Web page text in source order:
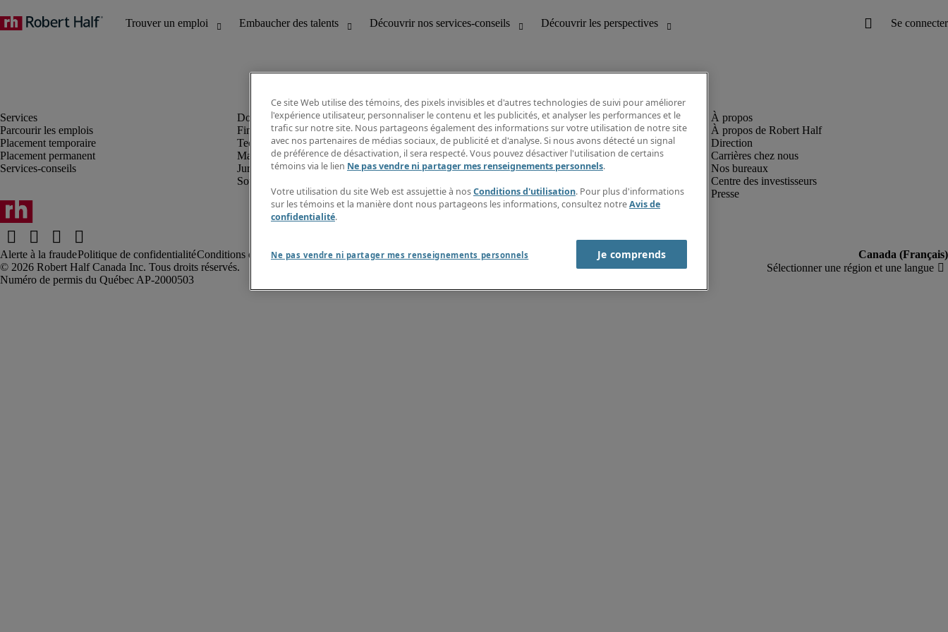
Parcourir les emplois
Placement temporaire
Placement permanent
Services-conseils
Finance et comptabilité
Technologie
Marketing et création
Juridique
Soutien administratif et à la clientèle
Découvrir les perspectives
Répertoire d’emplois
Guide salarial
Rapports de temps
Contactez-nous
À propos de Robert Half
Direction
Carrières chez nous
Nos bureaux
Centre des investisseurs
Presse
Alerte à la fraudePolitique de confidentialitéConditions d’utilisation Rapport sur l'esclavage moderne
Robert Half Canada Inc. Tous droits réservés.
Ce site Web utilise des témoins, des pixels invisibles et d'autres technologies de suivi pour améliorer
l'expérience utilisateur, personnaliser le contenu et les publicités, et analyser les performances et le
trafic sur notre site. Nous partageons également des informations sur votre utilisation de notre site
avec nos partenaires de médias sociaux, de publicité et d'analyse. Si nous avons détecté un signal
de préférence de désactivation, il sera respecté. Vous pouvez désactiver l'utilisation de certains
témoins via le lien Ne pas vendre ni partager mes renseignements personnels.
Votre utilisation du site Web est assujettie à nosConditions d'utilisation. Pour plus d'informations
sur les témoins et la manière dont nous partageons les informations, consultez notreAvis de
confidentialité.
Ne pas vendre ni partager mes renseignements personnels Je comprends